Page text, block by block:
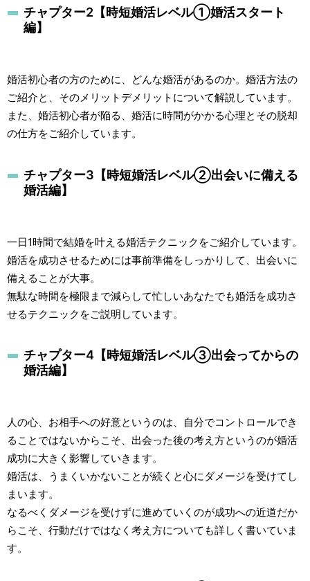
チャプター2【時短婚活レベル①婚活スタート
編】
婚活初心者の方のために、どんな婚活があるのか。婚活方法の
ご紹介と、そのメリットデメリットについて解説しています。
また、婚活初心者が陥る、婚活に時間がかかる心理とその脱却
の仕方をご紹介しています。
チャプター3【時短婚活レベル②出会いに備える
婚活編】
一日1時間で結婚を叶える婚活テクニックをご紹介しています。
婚活を成功させるためには事前準備をしっかりして、出会いに
備えることが大事。
無駄な時間を極限まで減らして忙しいあなたでも婚活を成功さ
せるテクニックをご説明しています。
チャプター4【時短婚活レベル③出会ってからの
婚活編】
人の心、お相手への好意というのは、自分でコントロールでき
ることではないからこそ、出会った後の考え方というのが婚活
成功に大きく影響していきます。
婚活は、うまくいかないことが続くと心にダメージを受けてし
まいます。
なるべくダメージを受けずに進めていくのが成功への近道だか
らこそ、行動だけではなく考え方についても詳しく書いていま
す。